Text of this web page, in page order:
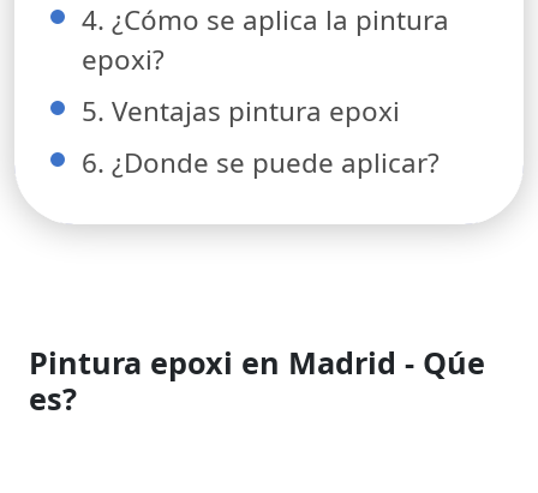
4. ¿Cómo se aplica la pintura
epoxi?
5. Ventajas pintura epoxi
6. ¿Donde se puede aplicar?
Pintura epoxi en Madrid - Qúe
es?